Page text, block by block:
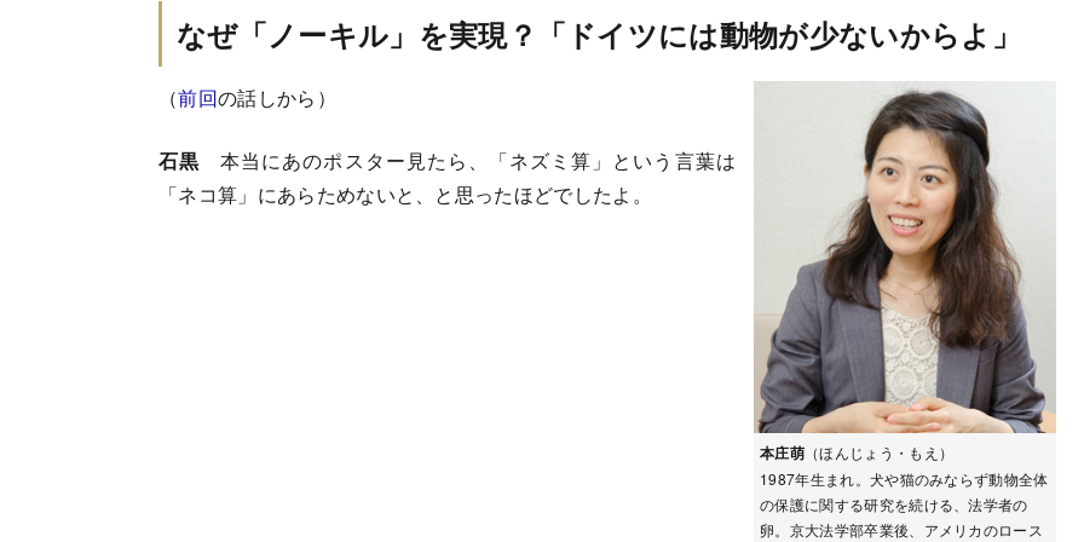
なぜ「ノーキル」を実現？「ドイツには動物が少ないからよ」
本庄萌（ほんじょう・もえ）
1987年生まれ。犬や猫のみならず動物全体
の保護に関する研究を続ける、法学者の
卵。京大法学部卒業後、アメリカのロース
（前回の話しから）
石黒 本当にあのポスター見たら、「ネズミ算」という言葉は
「ネコ算」にあらためないと、と思ったほどでしたよ。